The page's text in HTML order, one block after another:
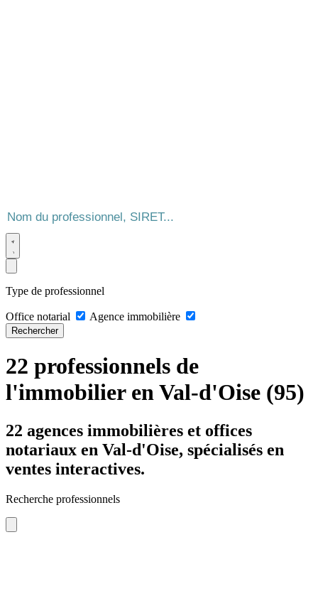
Type de professionnel
Office notarial Agence immobilière
Rechercher
22 professionnels de
l'immobilier en Val-d'Oise (95)
22 agences immobilières et offices
notariaux en Val-d'Oise, spécialisés en
ventes interactives.
Recherche professionnels